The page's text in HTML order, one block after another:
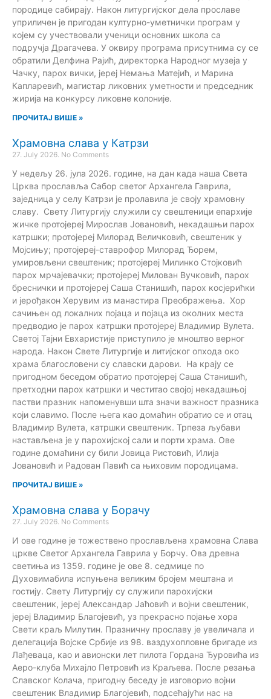
породице сабирају. Након литургијског дела прославе
уприличен је пригодан културно-уметнички програм у
којем су учествовали ученици основних школа са
подручја Драгачева. У оквиру програма присутнима су се
обратили Делфина Рајић, директорка Народног музеја у
Чачку, парох вички, јереј Немања Матејић, и Марина
Капларевић, магистар ликовних уметности и председник
жирија на конкурсу ликовне колоније.
ПРОЧИТАЈ ВИШЕ »
Храмовна слава у Катрзи
27. July 2026. No Comments
У недељу 26. јула 2026. године, на дан када наша Света
Црква прославља Сабор светог Архангела Гаврила,
заједница у селу Катрзи је пролавила је своју храмовну
славу. Свету Литургију служили су свештеници епархије
жичке протојереј Мирослав Јовановић, некадашњи парох
катршки; протојереј Милорад Величковић, свештеник у
Мојсињу; протојереј-ставрофор Милорад Ђорем,
умировљени свештеник; протојереј Милинко Стојковић
парох мрчајевачки; протојереј Милован Вучковић, парох
бреснички и протојереј Саша Станишић, парох косјерићки
и јерођакон Херувим из манастира Преображења. Хор
сачињен од локалних појаца и појаца из околних места
предводио је парох катршки протојереј Владимир Вулета.
Светој Тајни Евхаристије приступило је мноштво верног
народа. Након Свете Литургије и литијског опхода око
храма благословени су славски дарови. На крају се
пригодном беседом обратио протојереј Саша Станишић,
претходни парох катршки и честитао својој некадашњој
пастви празник напоменувши шта значи важност празника
који славимо. После њега као домаћин обратио се и отац
Владимир Вулета, катршки свештеник. Трпеза љубави
настављена је у парохијској сали и порти храма. Ове
године домаћини су били Јовица Ристовић, Илија
Јовановић и Радован Павић са њиховим породицама.
ПРОЧИТАЈ ВИШЕ »
Храмовна слава у Борачу
27. July 2026. No Comments
И ове године је тожествено прослављена храмовна Слава
цркве Светог Архангела Гаврила у Борчу. Ова древна
светиња из 1359. године је ове 8. седмице по
Духовимабила испуњена великим бројем мештана и
гостију. Свету Литургију су служили парохијски
свештеник, јереј Александар Јаћовић и војни свештеник,
јереј Владимир Благојевић, уз прекрасно појање хора
Свети краљ Милутин. Празничну прославу је увеличала и
делегација Војске Србије из 98. ваздухопловне бригаде из
Лађеваца, као и авионски лет пилота Гордана Ђуровића из
Аеро-клуба Михајло Петровић из Краљева. После резања
Славског Колача, пригодну беседу је изговорио војни
свештеник Владимир Благојевић, подсећајући нас на